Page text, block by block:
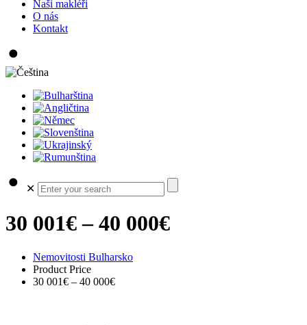
Naši makléři
O nás
Kontakt
✕
30 001€ – 40 000€
Nemovitosti Bulharsko
Product Price
30 001€ – 40 000€